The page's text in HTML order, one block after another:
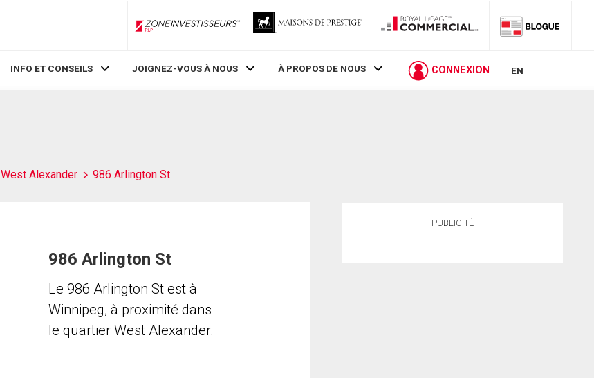
ZoneInvestisseurs RLP
INFO ET CONSEILS JOIGNEZ-VOUS À NOUS À PROPOS DE NOUS CONNEXION EN
West Alexander 986 Arlington St
986 Arlington St
Le 986 Arlington St est à
Winnipeg, à proximité dans
le quartier West Alexander.
PUBLICITÉ